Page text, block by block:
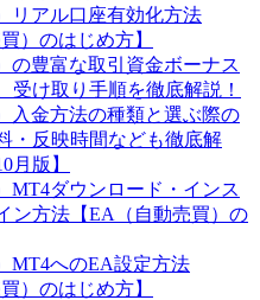
リアル口座有効化方法
）のはじめ方】
の豊富な取引資金ボーナス
受け取り手順を徹底解説！
入金方法の種類と選ぶ際の
・反映時間なども徹底解
月版】
MT4ダウンロード・インス
ン方法【EA（自動売買）の
MT4へのEA設定方法
）のはじめ方】